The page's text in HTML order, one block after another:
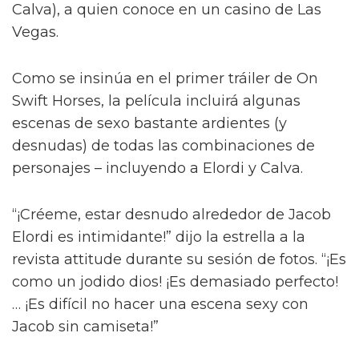
Calva), a quien conoce en un casino de Las
Vegas.
Como se insinúa en el primer tráiler de On
Swift Horses, la película incluirá algunas
escenas de sexo bastante ardientes (y
desnudas) de todas las combinaciones de
personajes – incluyendo a Elordi y Calva.
“¡Créeme, estar desnudo alrededor de Jacob
Elordi es intimidante!” dijo la estrella a la
revista attitude durante su sesión de fotos. “¡Es
como un jodido dios! ¡Es demasiado perfecto!
… ¡Es difícil no hacer una escena sexy con
Jacob sin camiseta!”